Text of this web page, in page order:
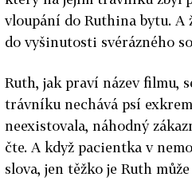
vloupání do Ruthina bytu. A
do vyšinutosti svérázného
Ruth, jak praví název filmu,
trávníku nechává psí
neexistovala, náhodný
čte. A když pacientka v
slova, jen těžko je Ruth